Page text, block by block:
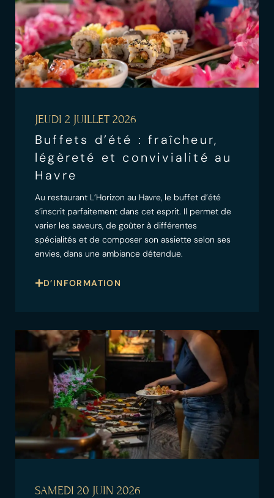
JEUDI 2 JUILLET 2026
Buffets d’été : fraîcheur,
légèreté et convivialité au
Havre
Au restaurant L’Horizon au Havre, le buffet d’été
s’inscrit parfaitement dans cet esprit. Il permet de
varier les saveurs, de goûter à différentes
spécialités et de composer son assiette selon ses
envies, dans une ambiance détendue.
D’INFORMATION
SAMEDI 20 JUIN 2026